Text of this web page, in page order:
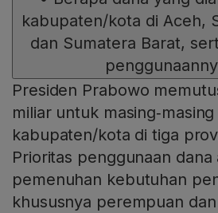
kabupaten/kota di Aceh,
dan Sumatera Barat,
Presiden Prabowo
miliar untuk
kabupaten/kota di tiga
Prioritas penggunaan dana
pemenuhan kebutuhan
khususnya perempuan